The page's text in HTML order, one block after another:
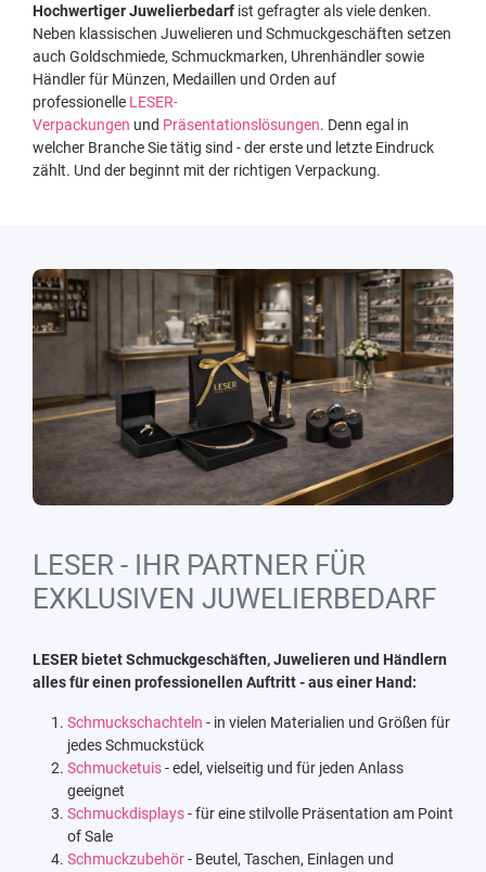
Hochwertiger Juwelierbedarf ist gefragter als viele denken.
Neben klassischen Juwelieren und Schmuckgeschäften setzen
auch Goldschmiede, Schmuckmarken, Uhrenhändler sowie
Händler für Münzen, Medaillen und Orden auf
professionelle LESER-
Verpackungen und Präsentationslösungen. Denn egal in
welcher Branche Sie tätig sind - der erste und letzte Eindruck
zählt. Und der beginnt mit der richtigen Verpackung.
LESER - IHR PARTNER FÜR
EXKLUSIVEN JUWELIERBEDARF
LESER bietet Schmuckgeschäften, Juwelieren und Händlern
alles für einen professionellen Auftritt - aus einer Hand:
Schmuckschachteln - in vielen Materialien und Größen für
jedes Schmuckstück
Schmucketuis- edel, vielseitig und für jeden Anlass
geeignet
Schmuckdisplays- für eine stilvolle Präsentation am Point
of Sale
Schmuckzubehör- Beutel, Taschen, Einlagen und